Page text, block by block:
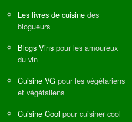
Les livres de cuisine des
blogueurs
Blogs Vins pour les amoureux
du vin
Cuisine VG pour les végétariens
et végétaliens
Cuisine Cool pour cuisiner cool